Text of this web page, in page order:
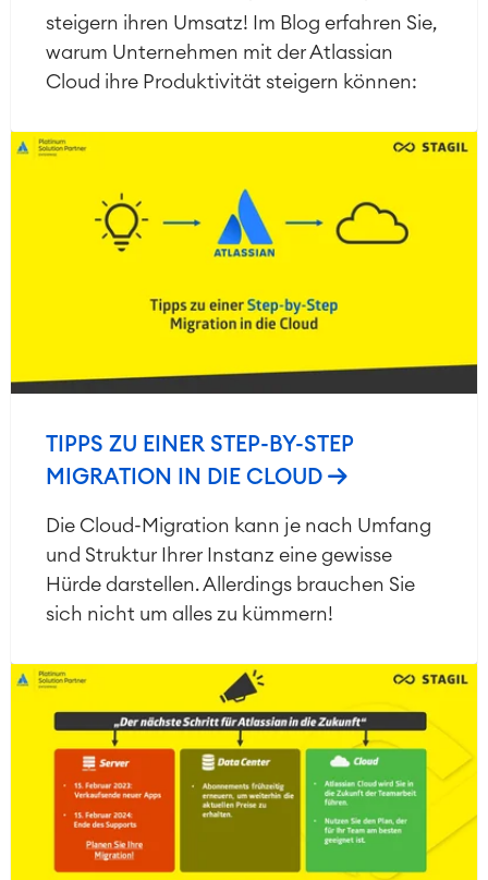
steigern ihren Umsatz! Im Blog erfahren Sie,
warum Unternehmen mit der Atlassian
Cloud ihre Produktivität steigern können:
TIPPS ZU EINER STEP-BY-STEP
MIGRATION IN DIE CLOUD
Die Cloud-Migration kann je nach Umfang
und Struktur Ihrer Instanz eine gewisse
Hürde darstellen. Allerdings brauchen Sie
sich nicht um alles zu kümmern!